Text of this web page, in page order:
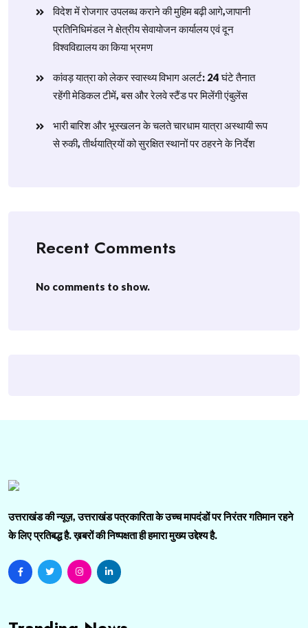
विदेश में रोजगार उपलब्ध कराने की मुहिम बढ़ी आगे,जापानी
प्रतिनिधिमंडल ने क्षेत्रीय सेवायोजन कार्यालय एवं दून
विश्वविद्यालय का किया भ्रमण
​कांवड़ यात्रा को लेकर स्वास्थ्य विभाग अलर्ट: 24 घंटे तैनात
रहेंगी मेडिकल टीमें, बस और रेलवे स्टैंड पर मिलेंगी एंबुलेंस
​भारी बारिश और भूस्खलन के चलते चारधाम यात्रा अस्थायी रूप
से रुकी, तीर्थयात्रियों को सुरक्षित स्थानों पर ठहरने के निर्देश
Recent Comments
No comments to show.
उत्तराखंड की न्यूज़, उत्तराखंड पत्रकारिता के उच्च मापदंडों पर निरंतर गतिमान रहने
के लिए प्रतिबद्ध है. ख़बरों की निष्पक्षता ही हमारा मुख्य उद्देश्य है.